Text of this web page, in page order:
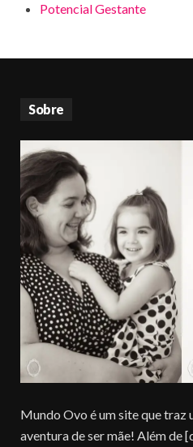
Potencial Gestante
Sobre
Mundo Ovo é um site que traz
aventura de ser mãe! Além de